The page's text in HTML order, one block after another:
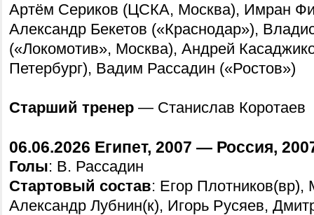
Артём Сериков (ЦСКА, Москва), Имран
Александр Бекетов («Краснодар»),
(«Локомотив», Москва), Андрей
Петербург), Вадим Рассадин («Ростов»)
Старший тренер — Станислав Коротаев
06.06.2026 Египет, 2007 — Россия,
Голы: В. Рассадин
Стартовый состав: Егор Плотников(вр),
Александр Лубнин(к), Игорь Русяев,